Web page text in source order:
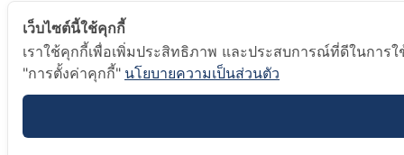
เว็บไซต์นี้ใช้คุกกี้
เราใช้คุกกี้เพื่อเพิ่มประสิทธิภาพ และประสบการณ์ที่ดีในกา
"การตั้งค่าคุกกี้" นโยบายความเป็นส่วนตัว